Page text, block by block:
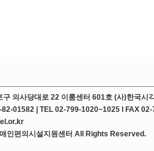
의사당대로 22 이룸센터 601호 (사)한국시
01582 | TEL 02-799-1020~1025 l FAX
인편의시설지원센터 All Rights Reserved.